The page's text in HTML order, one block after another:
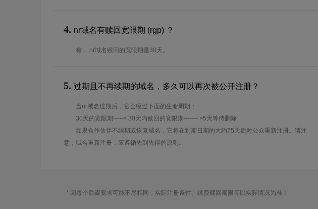
4. nr域名有赎回宽限期 (rgp) ？
有，.nr域名赎回的宽限期是30天。
5. 过期且不再续期的域名，多久可以再次被公开注册？
当nr域名过期后，它会经过下面的生命周期：
30天的宽限期-----> 30天内赎回的宽限期------- >5天等待删除
如果合作伙伴不续期或恢复域名，它将在到期日期的大约75天后对公众重新注册。请注
意，域名重新注册，应遵循先到先得的原则。
* 因每个后缀要求可能不尽相同，实际注册条件、续费赎回期限等以实际情况为准！